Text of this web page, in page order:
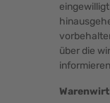
über die